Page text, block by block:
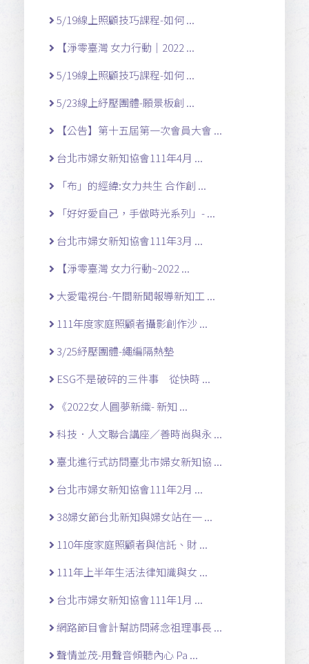
5/19線上照顧技巧課程-如何 ...
【淨零臺灣 女力行動｜2022 ...
5/19線上照顧技巧課程-如何 ...
5/23線上紓壓團體-願景板創 ...
【公告】第十五屆第一次會員大會 ...
台北市婦女新知協會111年4月 ...
「布」的經緯:女力共生 合作創 ...
「好好愛自己，手做時光系列」- ...
台北市婦女新知協會111年3月 ...
【淨零臺灣 女力行動~2022 ...
大愛電視台-午間新聞報導新知工 ...
111年度家庭照顧者攝影創作沙 ...
3/25紓壓團體-繩編隔熱墊
ESG不是破碎的三件事 從快時 ...
《2022女人圓夢新織- 新知 ...
科技．人文聯合講座／善時尚與永 ...
臺北進行式訪問臺北市婦女新知協 ...
台北市婦女新知協會111年2月 ...
38婦女節台北新知與婦女站在一 ...
110年度家庭照顧者與信託、財 ...
111年上半年生活法律知識與女 ...
台北市婦女新知協會111年1月 ...
網路節目會計幫訪問蔣念祖理事長 ...
聲情並茂-用聲音傾聽內心 Pa ...